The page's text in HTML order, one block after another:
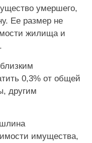
умершего,
Ее размер не
жилища и
0,3% от общей
другим
имущества,